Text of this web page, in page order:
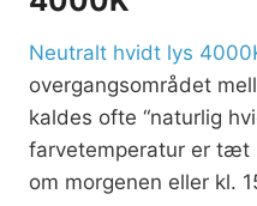
Neutralt hvidt lys
overgangsområdet
kaldes ofte “naturlig
farvetemperatur er tæt
om morgenen eller kl.